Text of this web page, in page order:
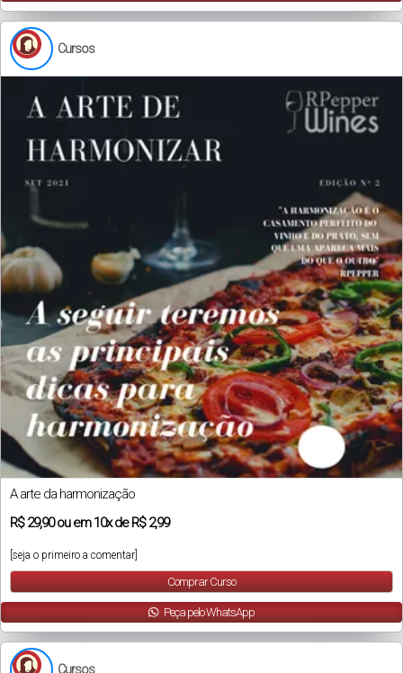
Cursos
A arte da harmonização
R$29,90ou em10xdeR$ 2,99
[seja o primeiro a comentar]
Comprar Curso
Peça pelo WhatsApp
Cursos